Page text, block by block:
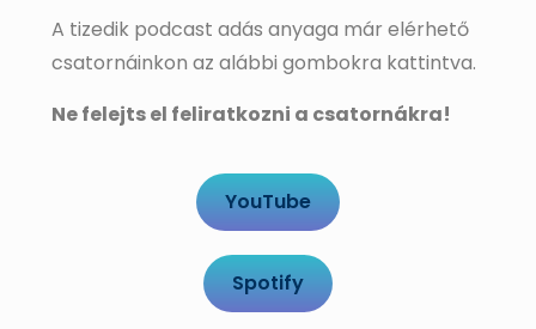
A tizedik podcast adás anyaga már elérhető
csatornáinkon az alábbi gombokra kattintva.
Ne felejts el feliratkozni a csatornákra!
YouTube
Spotify